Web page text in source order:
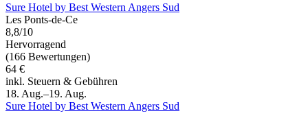
Sure Hotel by Best Western Angers Sud
Les Ponts-de-Ce
8,8/10
Hervorragend
(166 Bewertungen)
64 €
inkl. Steuern & Gebühren
18. Aug.–19. Aug.
Sure Hotel by Best Western Angers Sud